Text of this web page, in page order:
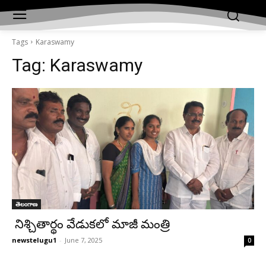
Tags Karaswamy
Tag: Karaswamy
తెలంగాణ
నిశ్చితార్థం వేడుకలో మాజీ మంత్రి
newstelugu1 - June 7, 2025 0